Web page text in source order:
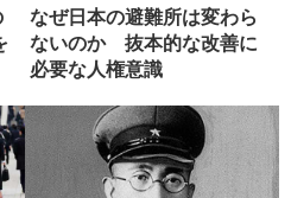
なぜ日本の避難所は変わら
ないのか 抜本的な改善に
必要な人権意識